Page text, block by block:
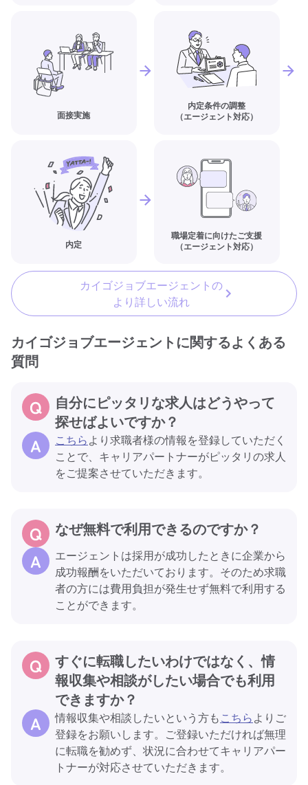
面接実施
内定条件の調整
（エージェント対応）
内定
職場定着に向けたご支援
（エージェント対応）
カイゴジョブエージェントの
より詳しい流れ
カイゴジョブエージェントに関するよくある
質問
自分にピッタリな求人はどうやって
探せばよいですか？
こちらより求職者様の情報を登録していただく
ことで、キャリアパートナーがピッタリの求人
をご提案させていただきます。
なぜ無料で利用できるのですか？
エージェントは採用が成功したときに企業から
成功報酬をいただいております。そのため求職
者の方には費用負担が発生せず無料で利用する
ことができます。
すぐに転職したいわけではなく、情
報収集や相談がしたい場合でも利用
できますか？
情報収集や相談したいという方もこちらよりご
登録をお願いします。ご登録いただければ無理
に転職を勧めず、状況に合わせてキャリアパー
トナーが対応させていただきます。